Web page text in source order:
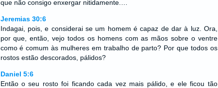
que não consigo enxergar nitidamente.…
Jeremias 30:6
Indagai, pois, e considerai se um homem é capaz de dar à luz. Ora,
por que, então, vejo todos os homens com as mãos sobre o ventre
como é comum às mulheres em trabalho de parto? Por que todos os
rostos estão descorados, pálidos?
Daniel 5:6
Então o seu rosto foi ficando cada vez mais pálido, e ele ficou tão